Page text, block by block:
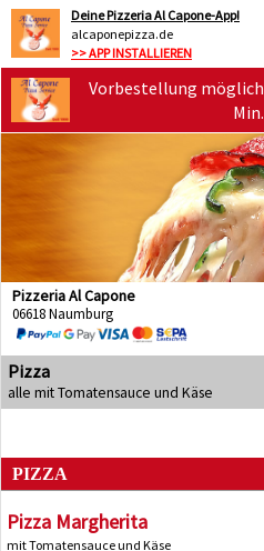
Deine Pizzeria Al Capone-App!
alcaponepizza.de
>> APP INSTALLIEREN
Vorbestellung möglich
Min.
Pizzeria Al Capone
06618 Naumburg
Pizza
alle mit Tomatensauce und Käse
PIZZA
Pizza Margherita
mit Tomatensauce und Käse